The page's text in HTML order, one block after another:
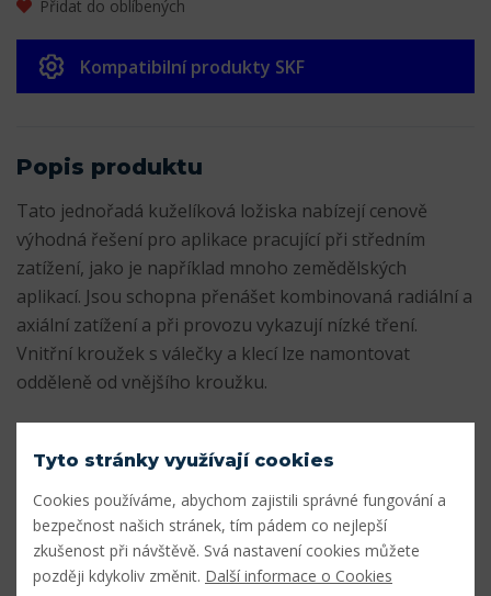
Přidat do oblíbených
Kompatibilní produkty SKF
Popis produktu
Tato jednořadá kuželíková ložiska nabízejí cenově
výhodná řešení pro aplikace pracující při středním
zatížení, jako je například mnoho zemědělských
aplikací. Jsou schopna přenášet kombinovaná radiální a
axiální zatížení a při provozu vykazují nízké tření.
Vnitřní kroužek s válečky a klecí lze namontovat
odděleně od vnějšího kroužku.
zemědělských aplikacích.
- Střední radiální a axiální únosnost
- Přenášejí axiální zatížení v jednom směru
- Nízké tření a dlouhá životnost
- Oddělitelné a vyměnitelné součásti
Tyto stránky využívají cookies
Cookies používáme, abychom zajistili správné fungování a
bezpečnost našich stránek, tím pádem co nejlepší
zkušenost při návštěvě. Svá nastavení cookies můžete
později kdykoliv změnit. Další informace o Cookies